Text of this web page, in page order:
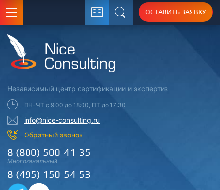
Поиск
ОСТАВИТЬ ЗАЯВКУ
Независимый центр сертификации и экспертиз
ПН-ЧТ с 9:00 до 18:00, ПТ до 17:30
info@nice-consulting.ru
Обратный звонок
8 (800) 500-41-35
Многоканальный
8 (495) 150-54-53